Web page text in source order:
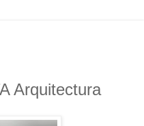
Arquitectura